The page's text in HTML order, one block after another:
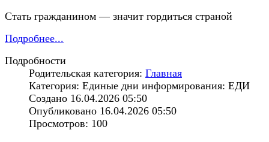
Cтать гражданином — значит гордиться страной
Подробнее...
Подробности
Родительская категория: Главная
Категория: Единые дни информирования: ЕДИ
Создано 16.04.2026 05:50
Опубликовано 16.04.2026 05:50
Просмотров: 100